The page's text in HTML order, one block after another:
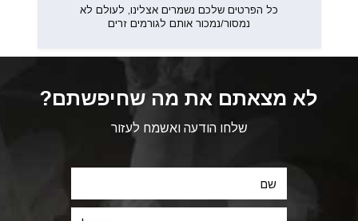
כל הפרטים שלכם נשמרים אצלינו, לעולם לא
נמסור/נמכור אותם לגורמים זרים
לא מצאתם את מה שחיפשתם?
שלחו הודעה ואשמח לעזור